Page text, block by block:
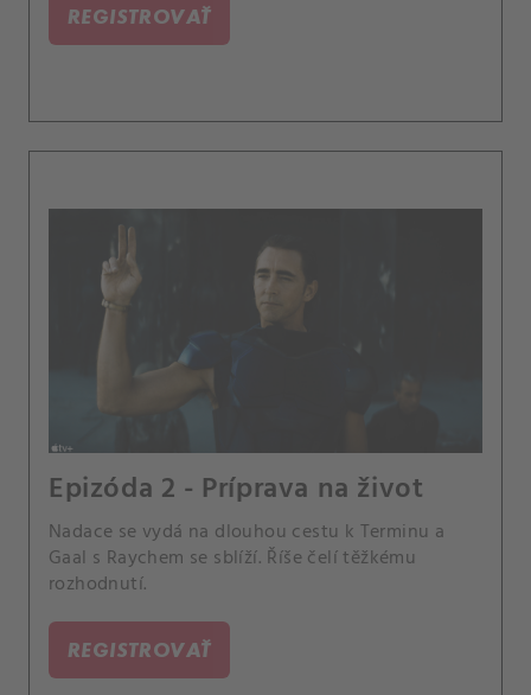
REGISTROVAŤ
Epizóda 2 - Príprava na život
Nadace se vydá na dlouhou cestu k Terminu a
Gaal s Raychem se sblíží. Říše čelí těžkému
rozhodnutí.
REGISTROVAŤ